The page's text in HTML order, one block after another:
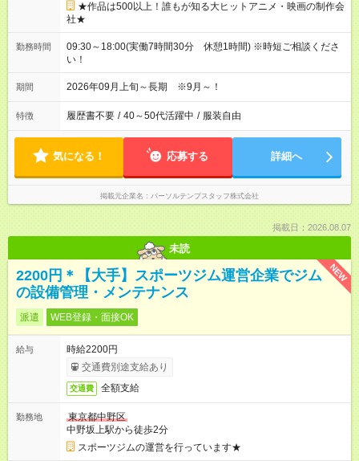
★作品は500以上！誰もが知る大ヒットアニメ・映画の制作会
社★
勤務時間
09:30～18:00(実働7時間30分 休憩1時間) ※時短ご相談くださ
い！
期間 2026年09月上旬～長期 ※9月～！
特徴 履歴書不要 / 40～50代活躍中 / 服装自由
気になる！ 応募する 詳細へ
掲載元企業名 パーソルテンプスタッフ株式会社
掲載日：2026.08.07
未読
NEW
2200円＊【大手】スポーツジム運営企業でジム
の設備管理・メンテナンス
派遣 WEB登録・面接OK
給与
時給2200円
交通費別途支給あり
交通費 全額支給
勤務地
東京都中野区
中野坂上駅から徒歩2分
スポーツジムの運営を行っています★